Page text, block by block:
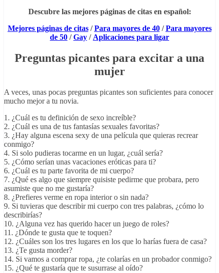
Descubre las mejores páginas de citas en español:
Mejores páginas de citas/Para mayores de 40/Para mayores
de 50 /Gay /Aplicaciones para ligar
Preguntas picantes para excitar a una
mujer
A veces, unas pocas preguntas picantes son suficientes para conocer
mucho mejor a tu novia.
1. ¿Cuál es tu definición de sexo increíble?
2. ¿Cuál es una de tus fantasías sexuales favoritas?
3. ¿Hay alguna escena sexy de una película que quieras recrear
conmigo?
4. Si solo pudieras tocarme en un lugar, ¿cuál sería?
5. ¿Cómo serían unas vacaciones eróticas para ti?
6. ¿Cuál es tu parte favorita de mi cuerpo?
7. ¿Qué es algo que siempre quisiste pedirme que probara, pero
asumiste que no me gustaría?
8. ¿Prefieres verme en ropa interior o sin nada?
9. Si tuvieras que describir mi cuerpo con tres palabras, ¿cómo lo
describirías?
10. ¿Alguna vez has querido hacer un juego de roles?
11. ¿Dónde te gusta que te toquen?
12. ¿Cuáles son los tres lugares en los que lo harías fuera de casa?
13. ¿Te gusta morder?
14. Si vamos a comprar ropa, ¿te colarías en un probador conmigo?
15. ¿Qué te gustaría que te susurrase al oído?